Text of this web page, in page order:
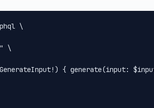
\
\
{ generate(input: